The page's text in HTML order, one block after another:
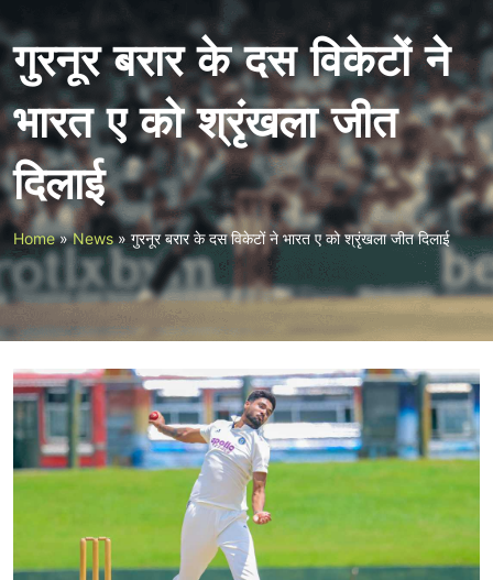
गुरनूर बरार के दस विकेटों ने
भारत ए को श्रृंखला जीत
दिलाई
Home»News »गुरनूर बरार के दस विकेटों ने भारत ए को श्रृंखला जीत दिलाई